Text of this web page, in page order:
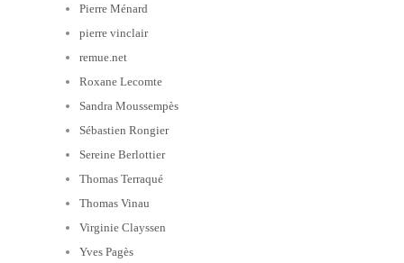
Pierre Ménard
pierre vinclair
remue.net
Roxane Lecomte
Sandra Moussempès
Sébastien Rongier
Sereine Berlottier
Thomas Terraqué
Thomas Vinau
Virginie Clayssen
Yves Pagès